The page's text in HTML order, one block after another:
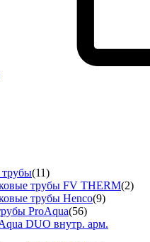
трубы(11)
трубы FV THERM(2)
трубы Henco(9)
ProAqua(56)
DUO внутр. арм.